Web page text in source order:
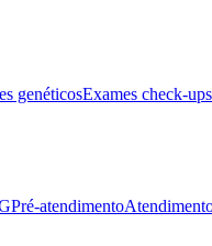
genéticosExames check-ups
Pré-atendimento